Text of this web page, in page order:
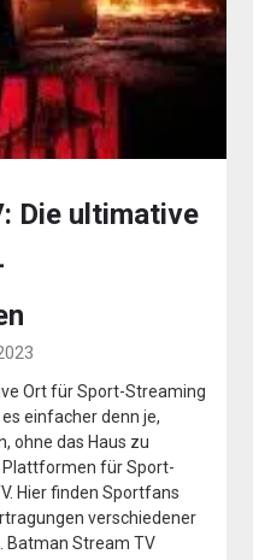
Die ultimative
Ort für Sport-Streaming
einfacher denn je,
ohne das Haus zu
Plattformen für Sport-
Hier finden Sportfans
verschiedener
Batman Stream TV